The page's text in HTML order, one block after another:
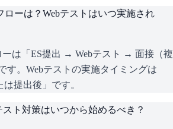
ローは？Webテストはいつ実施され
ーは「ES提出 → Webテスト → 面接（複
。Webテストの実施タイミングは
は提出後」です。
スト対策はいつから始めるべき？